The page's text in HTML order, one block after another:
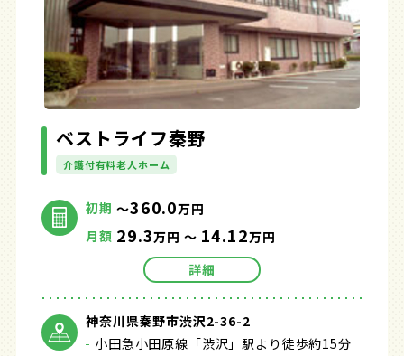
ベストライフ秦野
介護付有料老人ホーム
初期 ～360.0万円
月額 29.3万円 ～ 14.12万円
詳細
神奈川県秦野市渋沢2-36-2
小田急小田原線「渋沢」駅より徒歩約15分